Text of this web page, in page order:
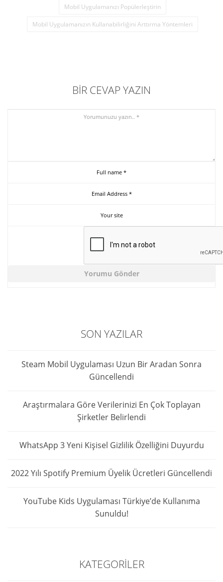
Mobil Uygulamanızı Popülerleştirin
Mobil Uygulamanızın Kullanabilirliğini Arttırma Yöntemleri
BIR CEVAP YAZIN
SON YAZILAR
Steam Mobil Uygulaması Uzun Bir Aradan Sonra
Güncellendi
Araştırmalara Göre Verilerinizi En Çok Toplayan
Şirketler Belirlendi
WhatsApp 3 Yeni Kişisel Gizlilik Özelliğini Duyurdu
2022 Yılı Spotify Premium Üyelik Ücretleri Güncellendi
YouTube Kids Uygulaması Türkiye’de Kullanıma
Sunuldu!
KATEGORILER